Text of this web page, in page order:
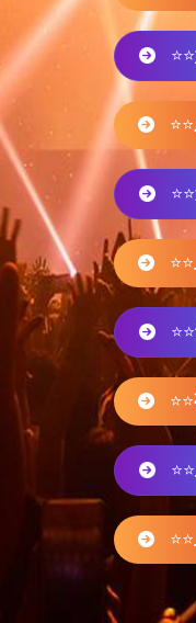
⭐⭐
⭐⭐
⭐⭐
⭐⭐
⭐⭐
⭐⭐
⭐⭐
⭐⭐